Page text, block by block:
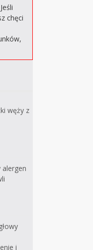
chęci
węży z
i